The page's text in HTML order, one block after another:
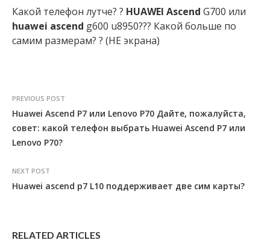
Какой телефон лутче? ? HUAWEI Ascend G700 или
huawei ascend g600 u8950??? Какой больше по
самим размерам? ? (НЕ экрана)
PREVIOUS POST
Huawei Ascend Р7 или Lenovo P70 Дайте, пожалуйста,
совет: какой телефон выбрать Huawei Ascend Р7 или
Lenovo P70?
NEXT POST
Huawei ascend p7 L10 поддерживает две сим карты?
RELATED ARTICLES